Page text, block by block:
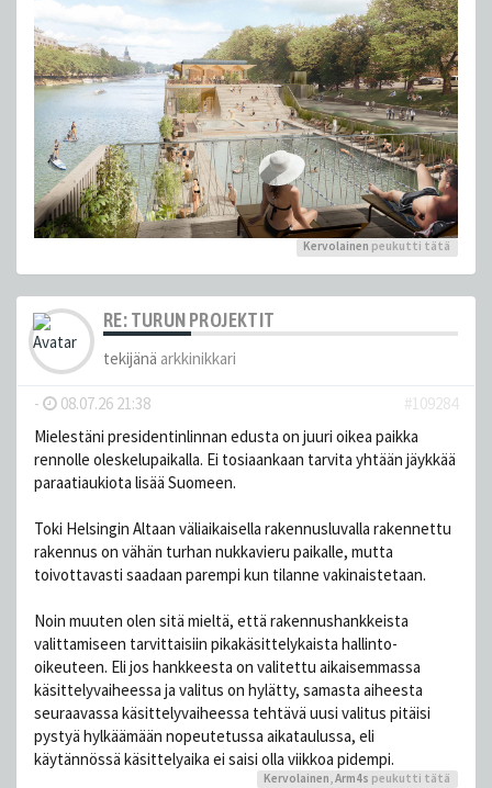
Kervolainen peukutti tätä
RE: TURUN PROJEKTIT
tekijänä arkkinikkari
- 08.07.26 21:38
#109284
Mielestäni presidentinlinnan edusta on juuri oikea paikka
rennolle oleskelupaikalla. Ei tosiaankaan tarvita yhtään jäykkää
paraatiaukiota lisää Suomeen.
Toki Helsingin Altaan väliaikaisella rakennusluvalla rakennettu
rakennus on vähän turhan nukkavieru paikalle, mutta
toivottavasti saadaan parempi kun tilanne vakinaistetaan.
Noin muuten olen sitä mieltä, että rakennushankkeista
valittamiseen tarvittaisiin pikakäsittelykaista hallinto-
oikeuteen. Eli jos hankkeesta on valitettu aikaisemmassa
käsittelyvaiheessa ja valitus on hylätty, samasta aiheesta
seuraavassa käsittelyvaiheessa tehtävä uusi valitus pitäisi
pystyä hylkäämään nopeutetussa aikataulussa, eli
käytännössä käsittelyaika ei saisi olla viikkoa pidempi.
Kervolainen,Arm4s peukutti tätä